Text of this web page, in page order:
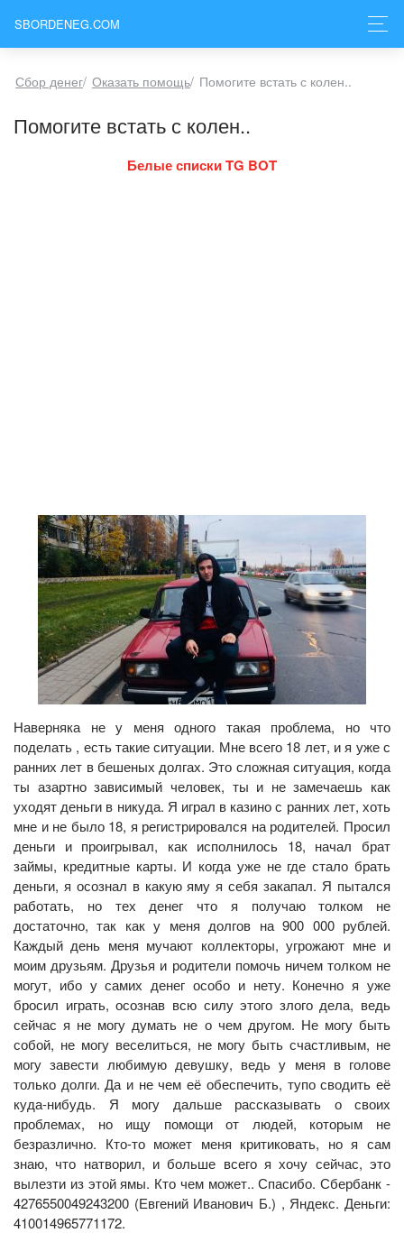
SBORDENEG.COM
Сбор денег/ Оказать помощь/ Помогите встать с колен..
Помогите встать с колен..
Белые списки TG BOT
Наверняка не у меня одного такая проблема, но что
поделать , есть такие ситуации. Мне всего 18 лет, и я уже с
ранних лет в бешеных долгах. Это сложная ситуация, когда
ты азартно зависимый человек, ты и не замечаешь как
уходят деньги в никуда. Я играл в казино с ранних лет, хоть
мне и не было 18, я регистрировался на родителей. Просил
деньги и проигрывал, как исполнилось 18, начал брат
займы, кредитные карты. И когда уже не где стало брать
деньги, я осознал в какую яму я себя закапал. Я пытался
работать, но тех денег что я получаю толком не
достаточно, так как у меня долгов на 900 000 рублей.
Каждый день меня мучают коллекторы, угрожают мне и
моим друзьям. Друзья и родители помочь ничем толком не
могут, ибо у самих денег особо и нету. Конечно я уже
бросил играть, осознав всю силу этого злого дела, ведь
сейчас я не могу думать не о чем другом. Не могу быть
собой, не могу веселиться, не могу быть счастливым, не
могу завести любимую девушку, ведь у меня в голове
только долги. Да и не чем её обеспечить, тупо сводить её
куда-нибудь. Я могу дальше рассказывать о своих
проблемах, но ищу помощи от людей, которым не
безразлично. Кто-то может меня критиковать, но я сам
знаю, что натворил, и больше всего я хочу сейчас, это
вылезти из этой ямы. Кто чем может.. Спасибо. Сбербанк -
4276550049243200 (Евгений Иванович Б.) , Яндекс. Деньги:
410014965771172.